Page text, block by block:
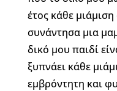
έτος κάθε
συνάντησα μια
δικό μου παιδί
ξυπνάει κάθε
εμβρόντητη και